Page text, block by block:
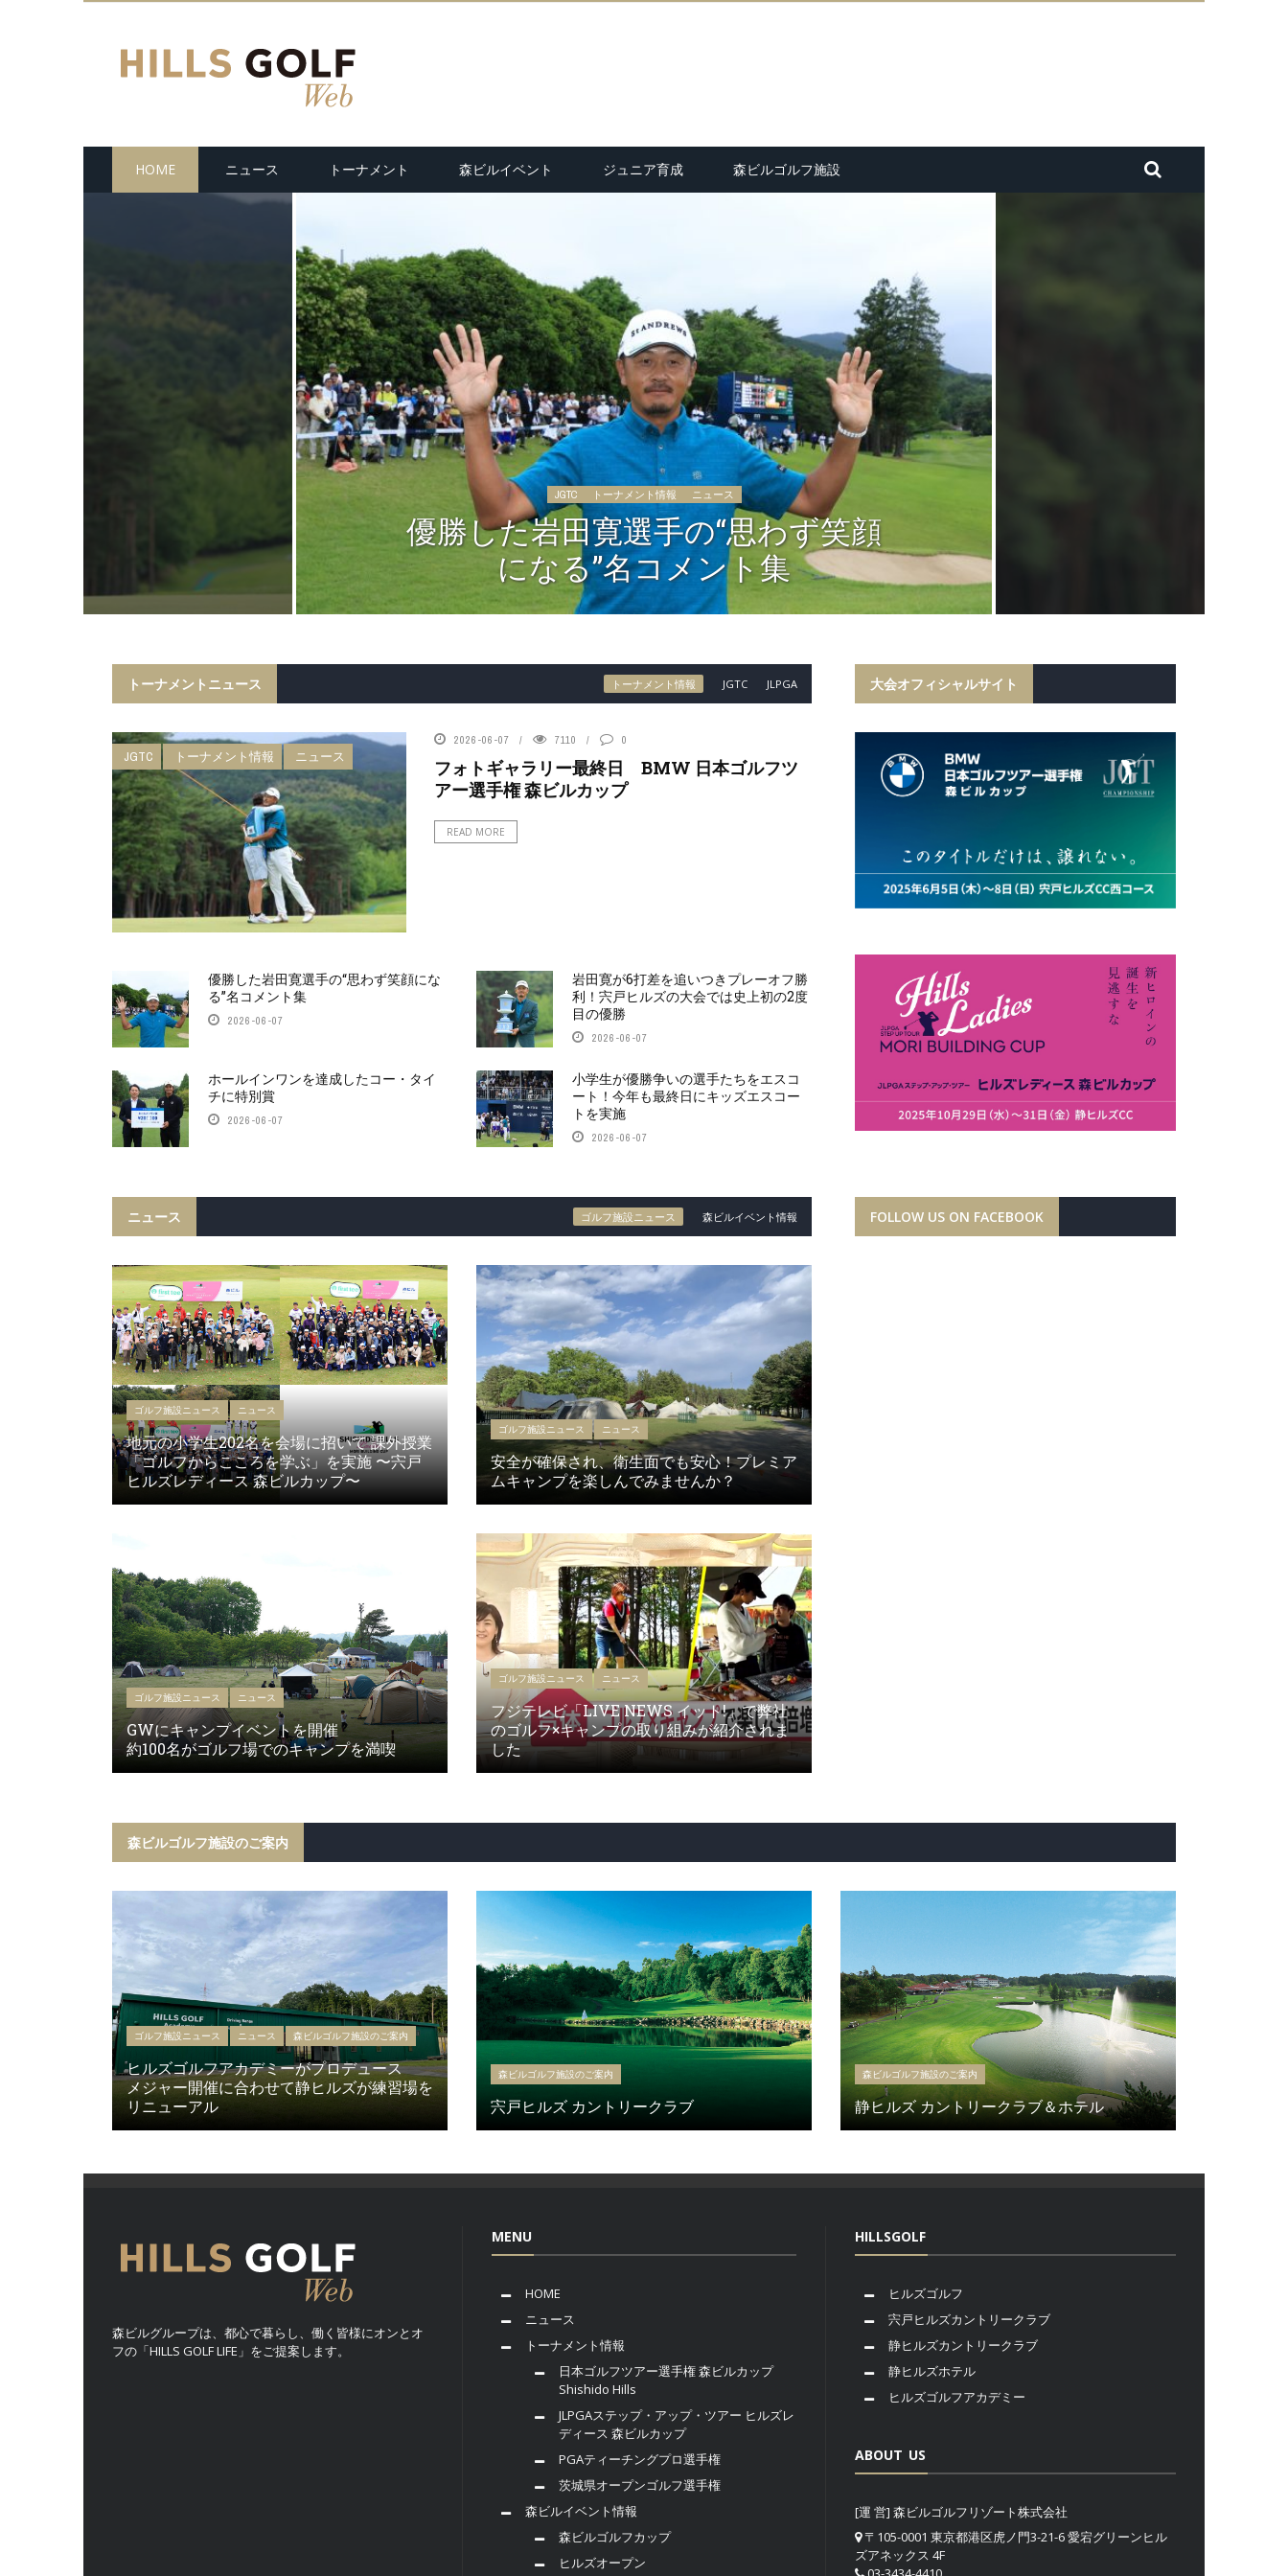
HOME ニュース トーナメント 森ビルイベント ジュニア育成 森ビルゴルフ施設
森ビルカッ
JGTC トーナメント情報 ニュース
優勝した岩田寛選手の“思わず笑顔
になる”名コメント集
トーナメントニュース トーナメント情報 JGTC JLPGA
JGTC トーナメント情報 ニュース
2026-06-07 7110 0
フォトギャラリー最終日 BMW 日本ゴルフツ
アー選手権 森ビルカップ
READ MORE
優勝した岩田寛選手の“思わず笑顔にな
る”名コメント集
2026-06-07
岩田寛が6打差を追いつきプレーオフ勝
利！宍戸ヒルズの大会では史上初の2度
目の優勝
2026-06-07
ホールインワンを達成したコー・タイ
チに特別賞
2026-06-07
小学生が優勝争いの選手たちをエスコ
ート！今年も最終日にキッズエスコー
トを実施
2026-06-07
大会オフィシャルサイト
ニュース ゴルフ施設ニュース 森ビルイベント情報
ゴルフ施設ニュース ニュース
地元の小学生202名を会場に招いて 課外授業
「ゴルフからこころを学ぶ」を実施 〜宍戸
ヒルズレディース 森ビルカップ〜
ゴルフ施設ニュース ニュース
安全が確保され、衛生面でも安心！プレミア
ムキャンプを楽しんでみませんか？
ゴルフ施設ニュース ニュース
GWにキャンプイベントを開催
約100名がゴルフ場でのキャンプを満喫
ゴルフ施設ニュース ニュース
フジテレビ「LIVE NEWS イット!」で弊社
のゴルフ×キャンプの取り組みが紹介されま
した
FOLLOW US ON FACEBOOK
森ビルゴルフ施設のご案内
ゴルフ施設ニュース ニュース 森ビルゴルフ施設のご案内
ヒルズゴルフアカデミーがプロデュース
メジャー開催に合わせて静ヒルズが練習場を
リニューアル
森ビルゴルフ施設のご案内
宍戸ヒルズ カントリークラブ
森ビルゴルフ施設のご案内
静ヒルズ カントリークラブ＆ホテル
森ビルグループは、都心で暮らし、働く皆様にオンとオ
フの「HILLS GOLF LIFE」をご提案します。
MENU
HOME
ニュース
トーナメント情報
日本ゴルフツアー選手権 森ビルカップ
Shishido Hills
JLPGAステップ・アップ・ツアー ヒルズレ
ディース 森ビルカップ
PGAティーチングプロ選手権
茨城県オープンゴルフ選手権
森ビルイベント情報
森ビルゴルフカップ
ヒルズオープン
HILLSGOLF
ヒルズゴルフ
宍戸ヒルズカントリークラブ
静ヒルズカントリークラブ
静ヒルズホテル
ヒルズゴルフアカデミー
ABOUT US
[運 営] 森ビルゴルフリゾート株式会社
〒105-0001 東京都港区虎ノ門3-21-6 愛宕グリーンヒル
ズアネックス 4F